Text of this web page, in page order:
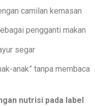
camilan kemasan
pengganti makan
segar
anak” tanpa membaca
nutrisi pada label